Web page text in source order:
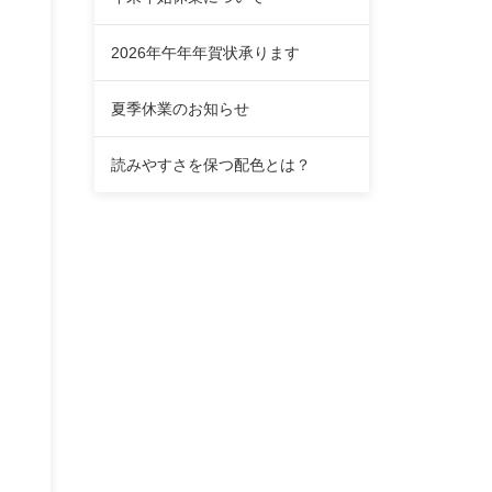
2026年午年年賀状承ります
夏季休業のお知らせ
読みやすさを保つ配色とは？